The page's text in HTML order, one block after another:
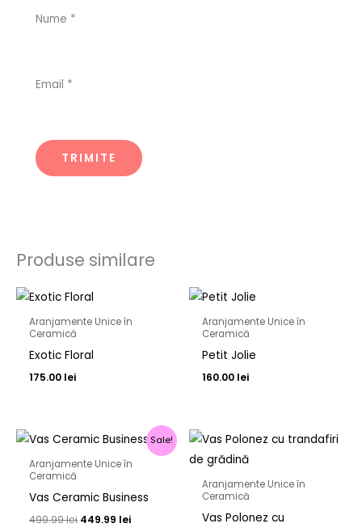
Nume *
Email *
Produse similare
Aranjamente Unice în
Ceramică
Exotic Floral
175.00 lei
Aranjamente Unice în
Ceramică
Petit Jolie
160.00 lei
Sale!
Aranjamente Unice în
Ceramică
Vas Ceramic Business
499.99lei
Prețul
a
449.99 lei
Prețul
curent
este:
Aranjamente Unice în
Ceramică
Vas Polonez cu